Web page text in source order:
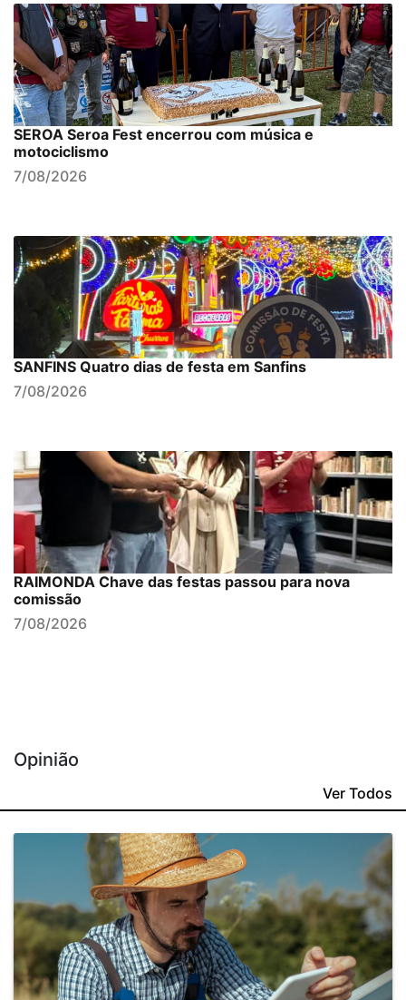
SEROA Seroa Fest encerrou com música e
motociclismo
7/08/2026
SANFINS Quatro dias de festa em Sanfins
7/08/2026
RAIMONDA Chave das festas passou para nova
comissão
7/08/2026
Opinião
Ver Todos